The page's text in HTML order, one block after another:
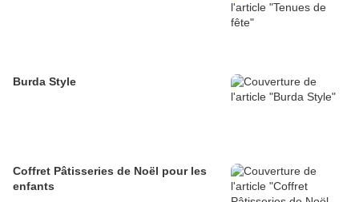
Burda Style
Coffret Pâtisseries de Noël pour les
enfants